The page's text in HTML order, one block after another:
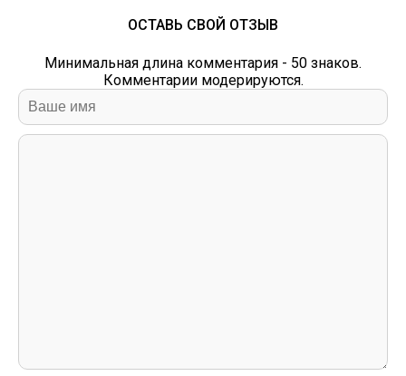
ОСТАВЬ СВОЙ ОТЗЫВ
Минимальная длина комментария - 50 знаков.
Комментарии модерируются.